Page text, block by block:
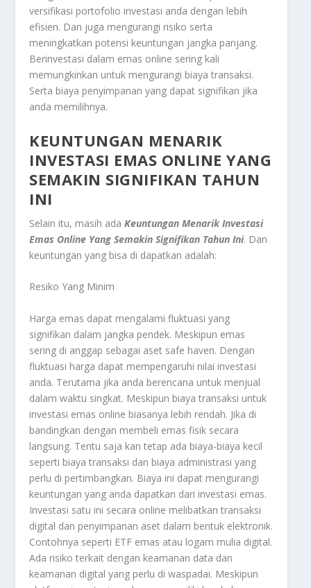
versifikasi portofolio investasi anda dengan lebih
efisien. Dan juga mengurangi risiko serta
meningkatkan potensi keuntungan jangka panjang.
Berinvestasi dalam emas online sering kali
memungkinkan untuk mengurangi biaya transaksi.
Serta biaya penyimpanan yang dapat signifikan jika
anda memilihnya.
KEUNTUNGAN MENARIK
INVESTASI EMAS ONLINE YANG
SEMAKIN SIGNIFIKAN TAHUN
INI
Selain itu, masih adaKeuntungan Menarik Investasi
Emas Online Yang Semakin Signifikan Tahun Ini. Dan
keuntungan yang bisa di dapatkan adalah:
Resiko Yang Minim
Harga emas dapat mengalami fluktuasi yang
signifikan dalam jangka pendek. Meskipun emas
sering di anggap sebagai aset safe haven. Dengan
fluktuasi harga dapat mempengaruhi nilai investasi
anda. Terutama jika anda berencana untuk menjual
dalam waktu singkat. Meskipun biaya transaksi untuk
investasi emas online biasanya lebih rendah. Jika di
bandingkan dengan membeli emas fisik secara
langsung. Tentu saja kan tetap ada biaya-biaya kecil
seperti biaya transaksi dan biaya administrasi yang
perlu di pertimbangkan. Biaya ini dapat mengurangi
keuntungan yang anda dapatkan dari investasi emas.
Investasi satu ini secara online melibatkan transaksi
digital dan penyimpanan aset dalam bentuk elektronik.
Contohnya seperti ETF emas atau logam mulia digital.
Ada risiko terkait dengan keamanan data dan
keamanan digital yang perlu di waspadai. Meskipun